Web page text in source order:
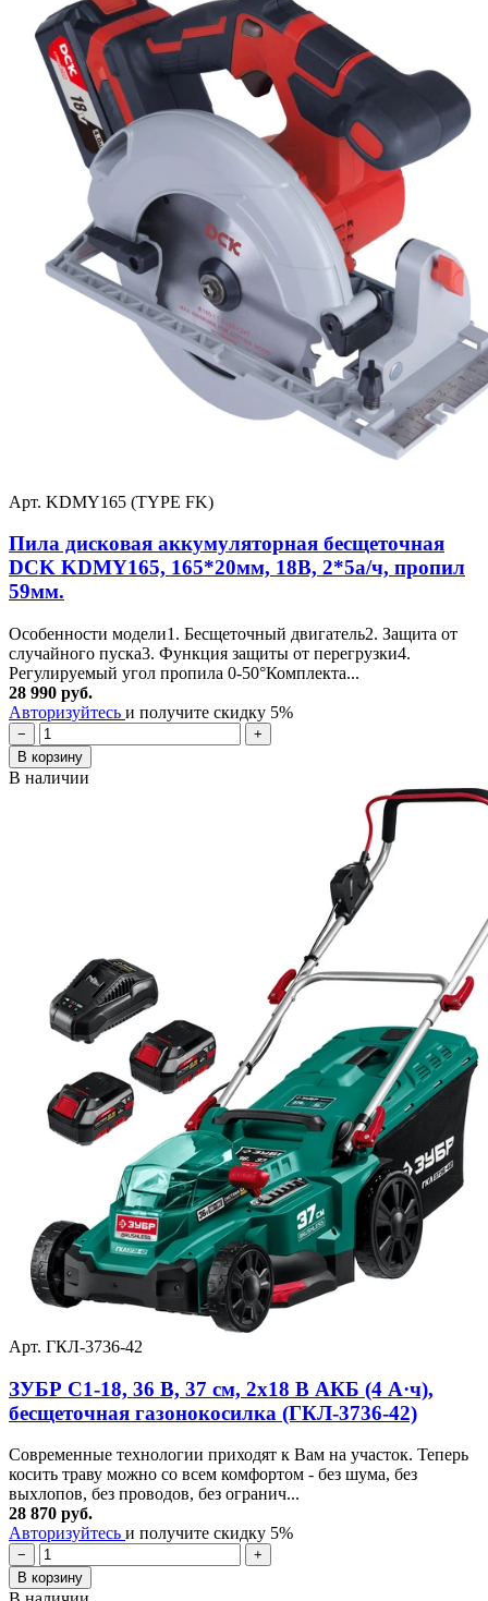
Арт. KDMY165 (TYPE FK)
Пила дисковая аккумуляторная бесщеточная
DCK KDMY165, 165*20мм, 18В, 2*5а/ч, пропил
59мм.
Особенности модели1. Бесщеточный двигатель2. Защита от
случайного пуска3. Функция защиты от перегрузки4.
Регулируемый угол пропила 0-50°Комплекта...
28 990 руб.
Авторизуйтесь и получите скидку 5%
−
+
В корзину
В наличии
Арт. ГКЛ-3736-42
ЗУБР С1-18, 36 В, 37 см, 2х18 В АКБ (4 А·ч),
бесщеточная газонокосилка (ГКЛ-3736-42)
Современные технологии приходят к Вам на участок. Теперь
косить траву можно со всем комфортом - без шума, без
выхлопов, без проводов, без огранич...
28 870 руб.
Авторизуйтесь и получите скидку 5%
−
+
В корзину